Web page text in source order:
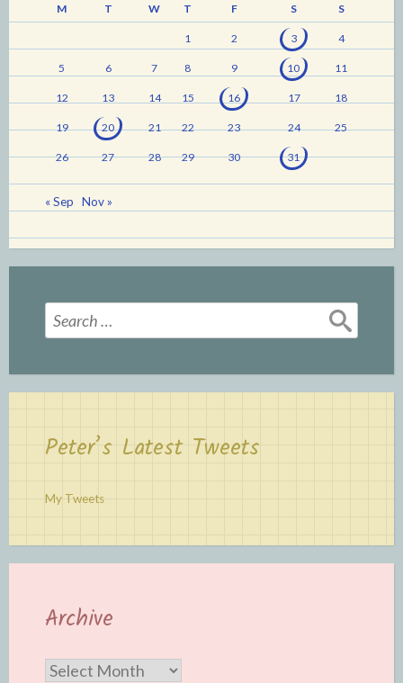
M T W T F S S
1 2 3 4
5 6 7 8 9 10 11
12 13 14 15 16 17 18
19 20 21 22 23 24 25
26 27 28 29 30 31
« Sep Nov »
Search
for:
Peter’s Latest Tweets
My Tweets
Archive
Archive